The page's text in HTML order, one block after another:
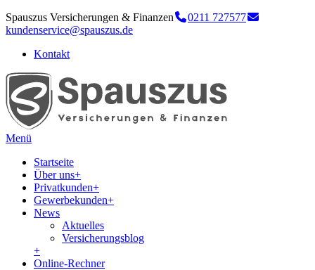
Spauszus Versicherungen & Finanzen
0211 727577
kundenservice@spauszus.de
Kontakt
Menü
Startseite
Über uns+
Privatkunden+
Gewerbekunden+
News
Aktuelles
Versicherungsblog
+
Online-Rechner